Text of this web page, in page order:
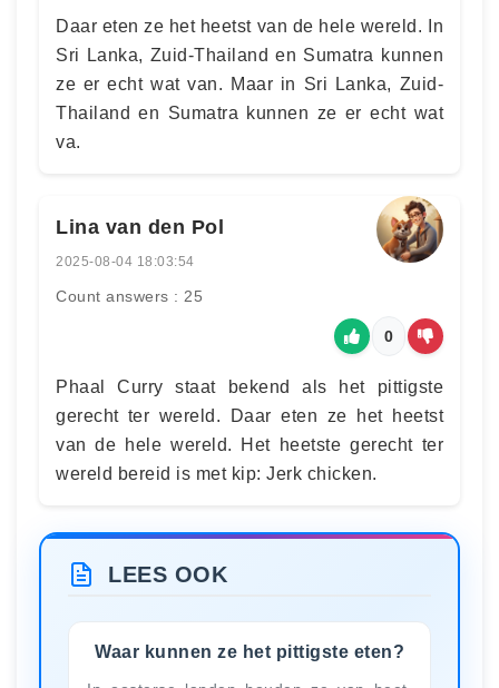
Daar eten ze het heetst van de hele wereld. In
Sri Lanka, Zuid-Thailand en Sumatra kunnen
ze er echt wat van. Maar in Sri Lanka, Zuid-
Thailand en Sumatra kunnen ze er echt wat
va.
Lina van den Pol
2025-08-04 18:03:54
Count answers : 25
0
Phaal Curry staat bekend als het pittigste
gerecht ter wereld. Daar eten ze het heetst
van de hele wereld. Het heetste gerecht ter
wereld bereid is met kip: Jerk chicken.
LEES OOK
Waar kunnen ze het pittigste eten?